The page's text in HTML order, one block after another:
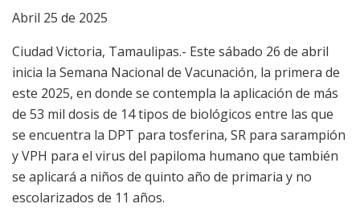
Abril 25 de 2025
Ciudad Victoria, Tamaulipas.- Este sábado 26 de abril
inicia la Semana Nacional de Vacunación, la primera de
este 2025, en donde se contempla la aplicación de más
de 53 mil dosis de 14 tipos de biológicos entre las que
se encuentra la DPT para tosferina, SR para sarampión
y VPH para el virus del papiloma humano que también
se aplicará a niños de quinto año de primaria y no
escolarizados de 11 años.